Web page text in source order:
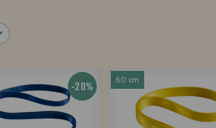
-20% 60 cm